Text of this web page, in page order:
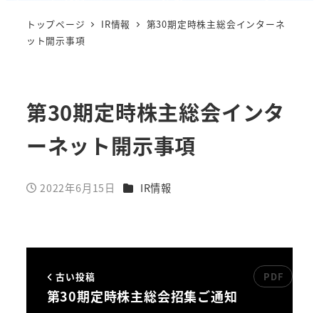
トップページ IR情報
第30期定時株主総会インターネ
ット開示事項
第30期定時株主総会インタ
ーネット開示事項
投稿日
2022年6月15日 カテゴリー
IR情報
古い投稿
第30期定時株主総会招集ご通知